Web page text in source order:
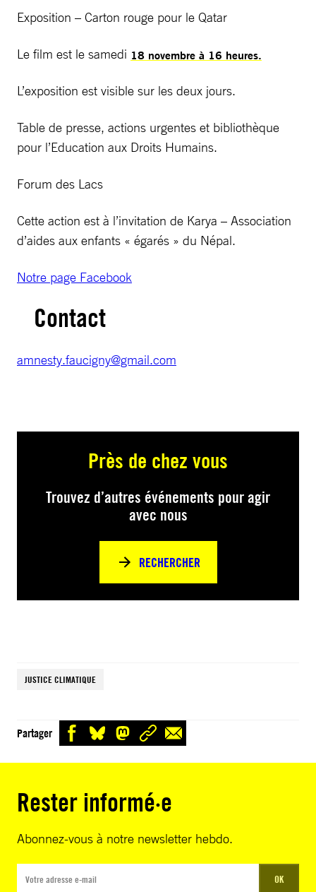
Exposition – Carton rouge pour le Qatar
Le film est le samedi 18 novembre à 16 heures.
L’exposition est visible sur les deux jours.
Table de presse, actions urgentes et bibliothèque
pour l’Education aux Droits Humains.
Forum des Lacs
Cette action est à l’invitation de Karya – Association
d’aides aux enfants « égarés » du Népal.
Notre page Facebook
Contact
amnesty.faucigny@gmail.com
Près de chez vous
Trouvez d’autres événements pour agir
avec nous
RECHERCHER
JUSTICE CLIMATIQUE
Partager
Rester informé·e
Abonnez-vous à notre newsletter hebdo.
OK